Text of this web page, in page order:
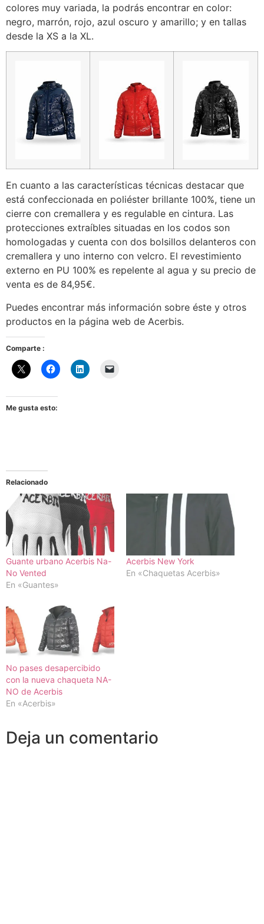
colores muy variada, la podrás encontrar en color:
negro, marrón, rojo, azul oscuro y amarillo; y en tallas
desde la XS a la XL.
En cuanto a las características técnicas destacar que
está confeccionada en poliéster brillante 100%, tiene un
cierre con cremallera y es regulable en cintura. Las
protecciones extraíbles situadas en los codos son
homologadas y cuenta con dos bolsillos delanteros con
cremallera y uno interno con velcro. El revestimiento
externo en PU 100% es repelente al agua y su precio de
venta es de 84,95€.
Puedes encontrar más información sobre éste y otros
productos en la página web de Acerbis.
Comparte :
Me gusta esto:
Relacionado
Guante urbano Acerbis Na-
No Vented
En «Guantes»
Acerbis New York
En «Chaquetas Acerbis»
No pases desapercibido
con la nueva chaqueta NA-
NO de Acerbis
En «Acerbis»
Deja un comentario